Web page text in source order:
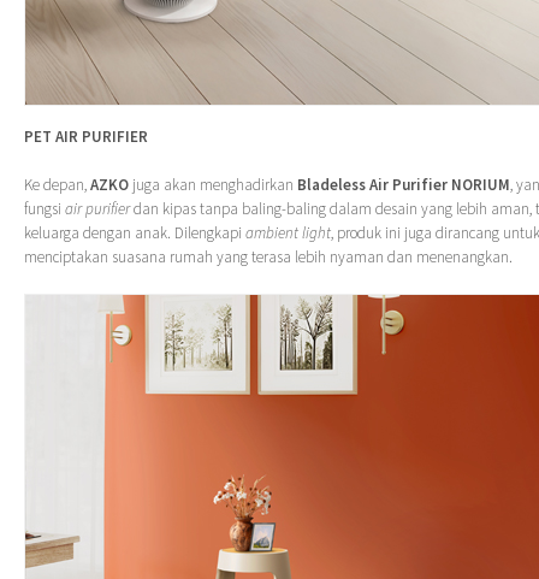
PET AIR PURIFIER
Ke depan,AZKO juga akan menghadirkan Bladeless Air Purifier NORIUM,
fungsi air purifierdan kipas tanpa baling-baling dalam desain yang lebih aman,
keluarga dengan anak. Dilengkapi ambient light, produk ini juga dirancang
menciptakan suasana rumah yang terasa lebih nyaman dan menenangkan.